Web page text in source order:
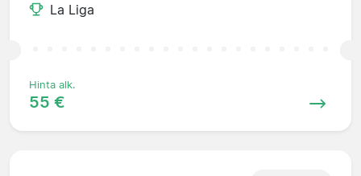
La Liga
Hinta alk.
55 €